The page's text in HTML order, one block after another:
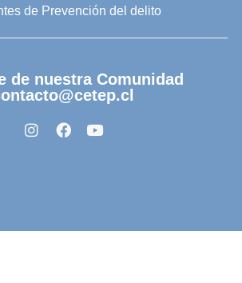
de Prevención del delito
de nuestra Comunidad